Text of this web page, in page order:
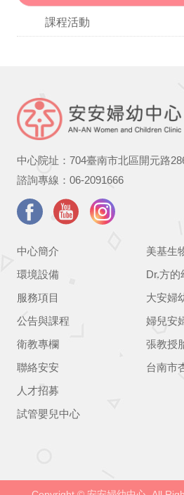
課程活動
中心院址：704臺南市北區開元路
諮詢專線：06-2091666
中心簡介
環境設備
服務項目
公告與課程
衛教專欄
聯絡安安
人才招募
試管嬰兒中心
美基生
Dr.方的
大安婦
婦兒安
張教授
台南市